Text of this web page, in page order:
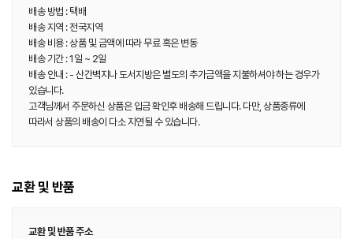
배송 방법 : 택배
배송 지역 : 전국지역
배송 비용 : 상품 및 금액에 따라 무료 혹은 변동
배송 기간 : 1일 ~ 2일
배송 안내 : - 산간벽지나 도서지방은 별도의 추가금액을 지불하셔야 하는 경우가
있습니다.
고객님께서 주문하신 상품은 입금 확인후 배송해 드립니다. 다만, 상품종류에
따라서 상품의 배송이 다소 지연될 수 있습니다.
교환 및 반품
교환 및 반품 주소